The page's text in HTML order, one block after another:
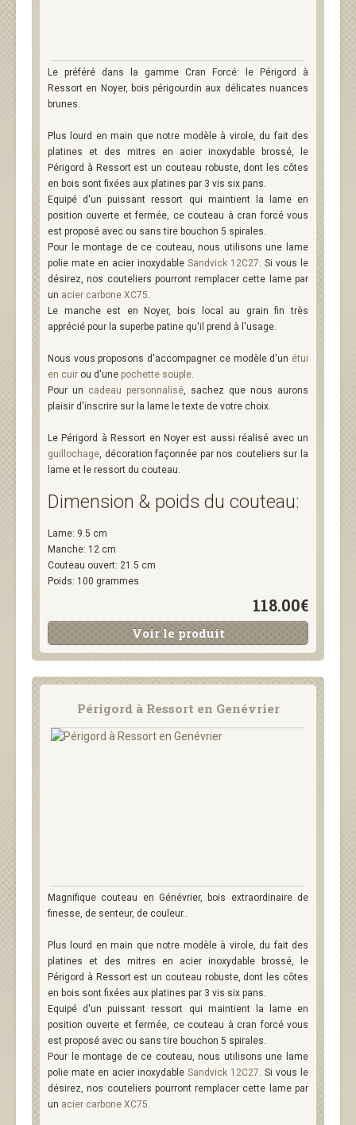
Le préféré dans la gamme Cran Forcé: le Périgord à
Ressort en Noyer, bois périgourdin aux délicates nuances
brunes.
Plus lourd en main que notre modèle à virole, du fait des
platines et des mitres en acier inoxydable brossé, le
Périgord à Ressort est un couteau robuste, dont les côtes
en bois sont fixées aux platines par 3 vis six pans.
Equipé d'un puissant ressort qui maintient la lame en
position ouverte et fermée, ce couteau à cran forcé vous
est proposé avec ou sans tire bouchon 5 spirales.
Pour le montage de ce couteau, nous utilisons une lame
polie mate en acier inoxydable Sandvick 12C27. Si vous le
désirez, nos couteliers pourront remplacer cette lame par
un acier carbone XC75.
Le manche est en Noyer, bois local au grain fin très
apprécié pour la superbe patine qu'il prend à l'usage.
Nous vous proposons d'accompagner ce modèle d'un étui
en cuir ou d'une pochette souple.
Pour un cadeau personnalisé, sachez que nous aurons
plaisir d'inscrire sur la lame le texte de votre choix.
Le Périgord à Ressort en Noyer est aussi réalisé avec un
guillochage, décoration façonnée par nos couteliers sur la
lame et le ressort du couteau.
Dimension & poids du couteau:
Lame: 9.5 cm
Manche: 12 cm
Couteau ouvert: 21.5 cm
Poids: 100 grammes
118.00€
Voir le produit
Périgord à Ressort en Genévrier
Magnifique couteau en Génévrier, bois extraordinaire de
finesse, de senteur, de couleur..
Plus lourd en main que notre modèle à virole, du fait des
platines et des mitres en acier inoxydable brossé, le
Périgord à Ressort est un couteau robuste, dont les côtes
en bois sont fixées aux platines par 3 vis six pans.
Equipé d'un puissant ressort qui maintient la lame en
position ouverte et fermée, ce couteau à cran forcé vous
est proposé avec ou sans tire bouchon 5 spirales.
Pour le montage de ce couteau, nous utilisons une lame
polie mate en acier inoxydable Sandvick 12C27. Si vous le
désirez, nos couteliers pourront remplacer cette lame par
un acier carbone XC75.